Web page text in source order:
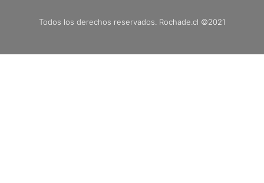
Todos los derechos reservados. Rochade.cl ©2021